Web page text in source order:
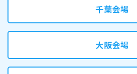
千葉会場
大阪会場